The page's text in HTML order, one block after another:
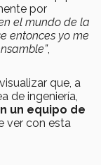
por
el mundo de la
entonces yo me
,
que, a
de ingeniería,
un equipo de
ver con esta